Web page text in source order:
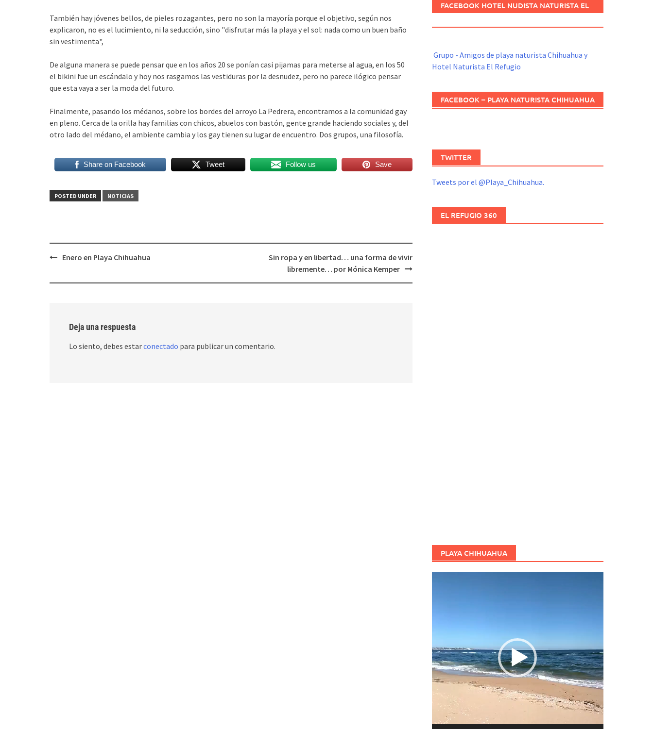
También hay jóvenes bellos, de pieles rozagantes, pero no son la mayoría porque el objetivo, según nos
explicaron, no es el lucimiento, ni la seducción, sino "disfrutar más la playa y el sol: nada como un buen baño
sin vestimenta",
De alguna manera se puede pensar que en los años 20 se ponían casi pijamas para meterse al agua, en los 50
el bikini fue un escándalo y hoy nos rasgamos las vestiduras por la desnudez, pero no parece ilógico pensar
que esta vaya a ser la moda del futuro.
Finalmente, pasando los médanos, sobre los bordes del arroyo La Pedrera, encontramos a la comunidad gay
en pleno. Cerca de la orilla hay familias con chicos, abuelos con bastón, gente grande haciendo sociales y, del
otro lado del médano, el ambiente cambia y los gay tienen su lugar de encuentro. Dos grupos, una filosofía.
Share on Facebook Tweet Follow us Save
POSTED UNDER NOTICIAS
PostEnero en Playa Chihuahua
Sin ropa y en libertad… una forma de vivir
libremente… por Mónica Kemper
Deja una respuesta
Lo siento, debes estarconectado para publicar un comentario.
FACEBOOK HOTEL NUDISTA NATURISTA EL
Grupo - Amigos de playa naturista Chihuahua y
Hotel Naturista El Refugio
FACEBOOK – PLAYA NATURISTA CHIHUAHUA
TWITTER
Tweets por el @Playa_Chihuahua.
EL REFUGIO 360
PLAYA CHIHUAHUA